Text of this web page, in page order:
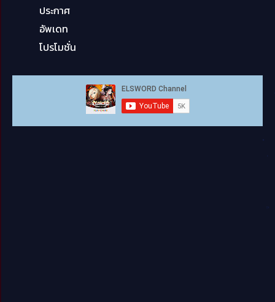
ประกาศ
อัพเดท
โปรโมชั่น